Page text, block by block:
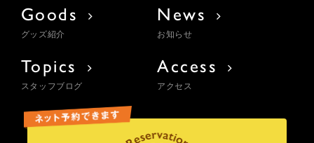
Goods
グッズ紹介
News
お知らせ
Topics
スタッフブログ
Access
アクセス